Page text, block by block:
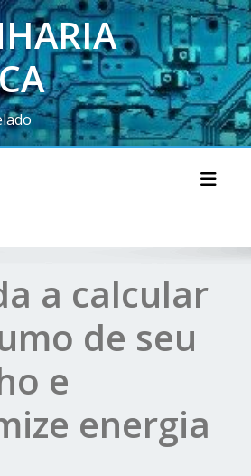
a calcular
de seu
e
energia